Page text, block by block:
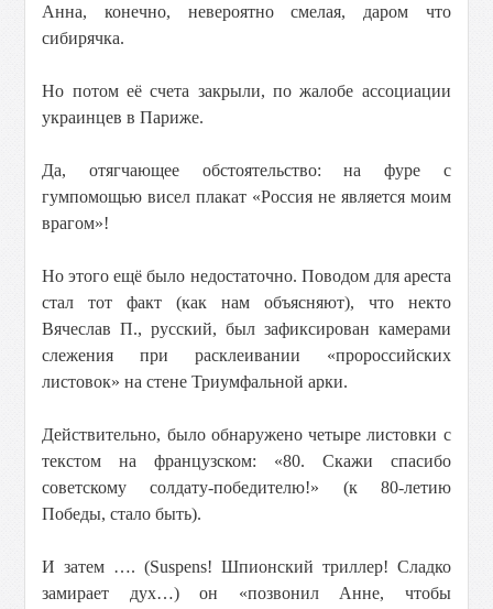
Анна, конечно, невероятно смелая, даром что
сибирячка.
Но потом её счета закрыли, по жалобе ассоциации
украинцев в Париже.
Да, отягчающее обстоятельство: на фуре с
гумпомощью висел плакат «Россия не является моим
врагом»!
Но этого ещё было недостаточно. Поводом для ареста
стал тот факт (как нам объясняют), что некто
Вячеслав П., русский, был зафиксирован камерами
слежения при расклеивании «пророссийских
листовок» на стене Триумфальной арки.
Действительно, было обнаружено четыре листовки с
текстом на французском: «80. Скажи спасибо
советскому солдату-победителю!» (к 80-летию
Победы, стало быть).
И затем …. (Suspens! Шпионский триллер! Сладко
замирает дух…) он «позвонил Анне, чтобы